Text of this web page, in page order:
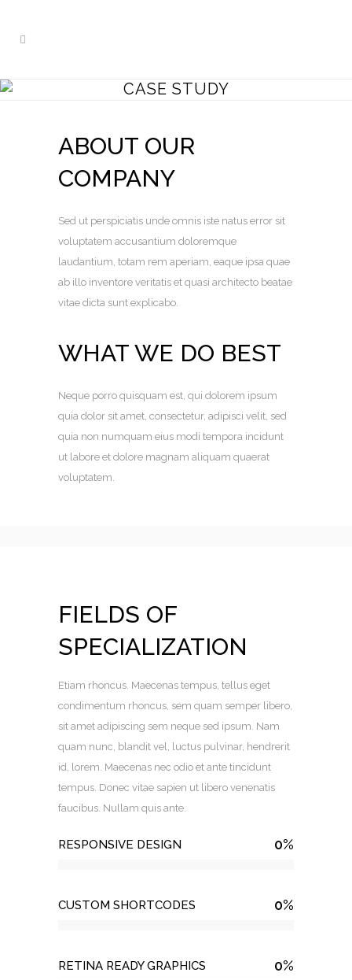
CASE STUDY
ABOUT OUR
COMPANY
Sed ut perspiciatis unde omnis iste natus error sit
voluptatem accusantium doloremque
laudantium, totam rem aperiam, eaque ipsa quae
ab illo inventore veritatis et quasi architecto beatae
vitae dicta sunt explicabo.
WHAT WE DO BEST
Neque porro quisquam est, qui dolorem ipsum
quia dolor sit amet, consectetur, adipisci velit, sed
quia non numquam eius modi tempora incidunt
ut labore et dolore magnam aliquam quaerat
voluptatem.
FIELDS OF
SPECIALIZATION
Etiam rhoncus. Maecenas tempus, tellus eget
condimentum rhoncus, sem quam semper libero,
sit amet adipiscing sem neque sed ipsum. Nam
quam nunc, blandit vel, luctus pulvinar, hendrerit
id, lorem. Maecenas nec odio et ante tincidunt
tempus. Donec vitae sapien ut libero venenatis
faucibus. Nullam quis ante.
RESPONSIVE DESIGN 0%
CUSTOM SHORTCODES 0%
RETINA READY GRAPHICS 0%